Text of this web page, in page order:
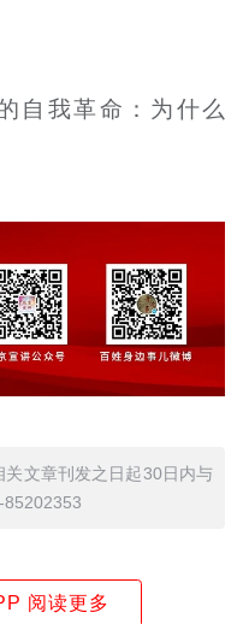
自我革命：为什么
文章刊发之日起30日内与
85202353
阅读更多